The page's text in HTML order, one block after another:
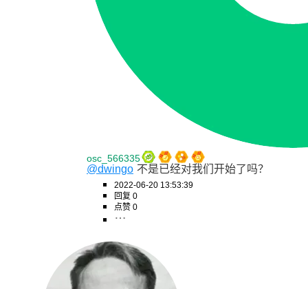
osc_566335
@dwingo 不是已经对我们开始了吗？
2022-06-20 13:53:39
回复 0
点赞 0